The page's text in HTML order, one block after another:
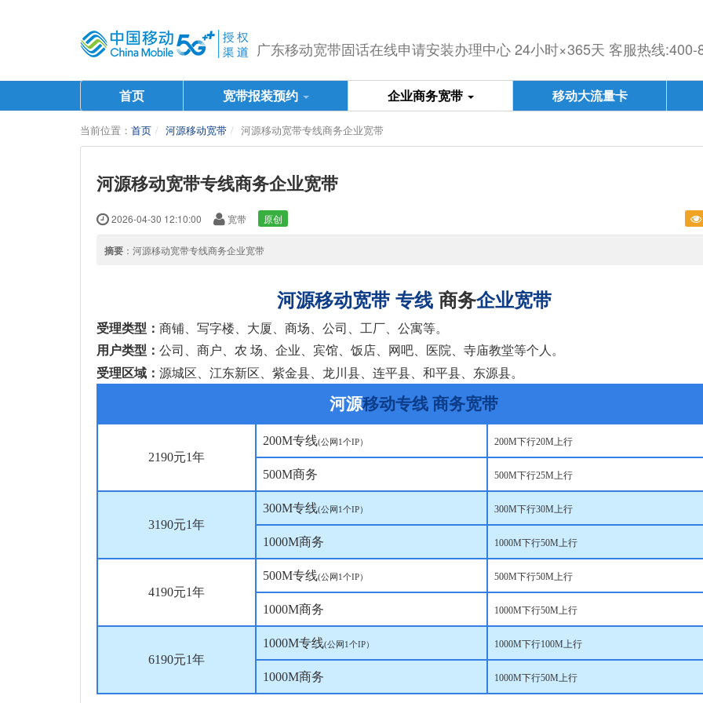
广东移动宽带固话在线申请安装办理中心 24小时×365天 客服热线:400-
首页 宽带报装预约 企业商务宽带 移动大流量卡
当前位置： 首页 河源移动宽带 河源移动宽带专线商务企业宽带
河源移动宽带专线商务企业宽带
2026-04-30 12:10:00 宽带 原创
摘要 ：河源移动宽带专线商务企业宽带
河源移动宽带 专线 商务企业宽带
受理类型 ： 商铺、写字楼、大厦、商场、公司、工厂、公寓等。
用户类型 ： 公司、商户、农 场、企业、宾馆、饭店、网吧、医院、寺庙教堂等个人。
受理区域： 源城区、江东新区、紫金县、龙川县、连平县、和平县、东源县。
河源移动专线 商务宽带
2190元1年
200M专线(公网 1 个IP） 200M下行20M 上行
500M商务 500M下行25M 上行
3190元1年
300M专线(公网 1 个IP） 300M下行30M 上行
1000M商务 1000M下行50M 上行
4190元1年
500M专线(公网 1 个IP） 500M下行50M 上行
1000M商务 1000M下行50M 上行
6190元1年
1000M专线(公网 1 个IP） 1000M下行100M 上行
1000M商务 1000M下行50M 上行